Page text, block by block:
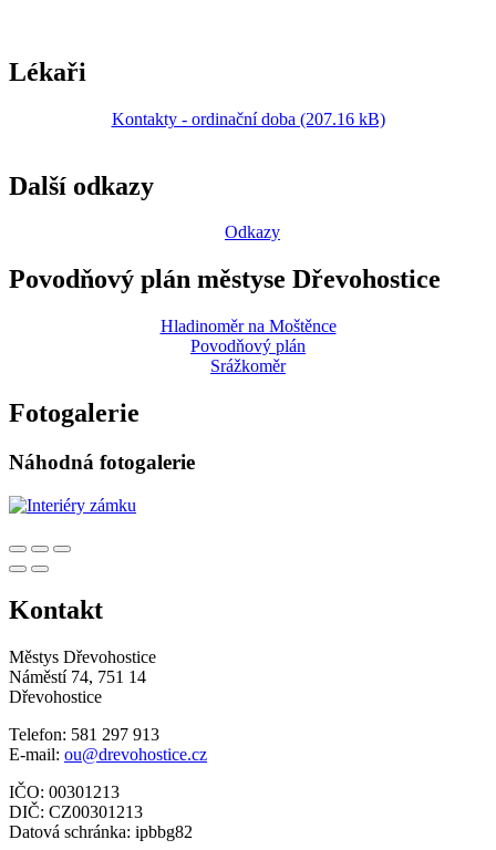
Lékaři
Kontakty - ordinační doba (207.16 kB)
Další odkazy
Odkazy
Povodňový plán městyse Dřevohostice
Hladinoměr na Moštěnce
Povodňový plán
Srážkoměr
Fotogalerie
Náhodná fotogalerie
Kontakt
Městys Dřevohostice
Náměstí 74, 751 14
Dřevohostice
Telefon: 581 297 913
E-mail: ou@drevohostice.cz
IČO: 00301213
DIČ: CZ00301213
Datová schránka: ipbbg82